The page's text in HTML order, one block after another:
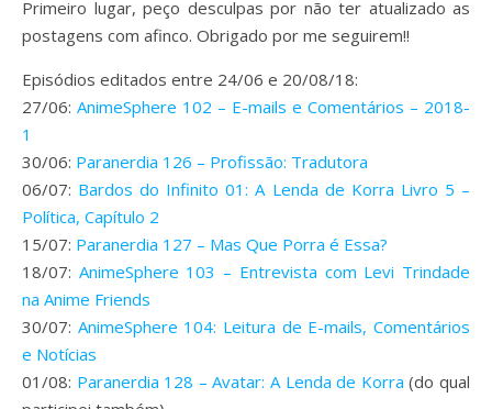
Primeiro lugar, peço desculpas por não ter atualizado as
postagens com afinco. Obrigado por me seguirem!!
Episódios editados entre 24/06 e 20/08/18:
27/06: AnimeSphere 102 – E-mails e Comentários – 2018-
1
30/06: Paranerdia 126 – Profissão: Tradutora
06/07: Bardos do Infinito 01: A Lenda de Korra Livro 5 –
Política, Capítulo 2
15/07: Paranerdia 127 – Mas Que Porra é Essa?
18/07: AnimeSphere 103 – Entrevista com Levi Trindade
na Anime Friends
30/07: AnimeSphere 104: Leitura de E-mails, Comentários
e Notícias
01/08: Paranerdia 128 – Avatar: A Lenda de Korra (do qual